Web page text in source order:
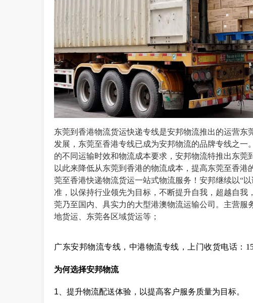
东莞到香港物流货运快递专线是安邦物流推出的运营东
发展， 东莞至香港专线已成为安邦物流的品牌专线之一
的不同运输时效和物流成本要求，安邦物流特推出东莞
以此来降低从东莞到香港的物流成本，提高东莞至香港
莞至香港快递物流货运一站式物流服务！安邦继续以“
准，以保持行业领先为目标，不断提升自我，超越自我
莞乃至国内、具实力的大型港澳物流运输公司。主营服
地货运、 东莞各区域货运等；
广东安邦物流专线，中港物流专线，上门收货电话：
为何选择安邦物流
1、提升物流配送体验，以提高客户服务质量为目标。